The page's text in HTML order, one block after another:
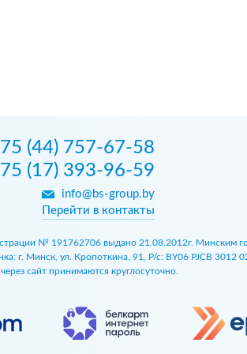
(44) 757-67-58
(17) 393-96-59
info@bs-group.by
Перейти в контакты
№ 191762706 выдано 21.08.2012г. Минским
г. Минск, ул. Кропоткина, 91, Р/с: BY06 PJCB 3012
сайт принимаются круглосуточно.